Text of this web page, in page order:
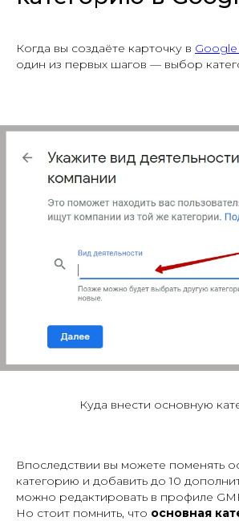
Когда вы создаёте карточку в
один из первых шагов — выбор
Куда внести основную
Впоследствии вы можете поменять
категорию и добавить до 10
можно редактировать в профиле
Но стоит помнить, что основная